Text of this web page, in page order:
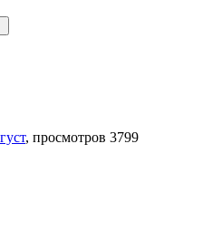
, просмотров 3799